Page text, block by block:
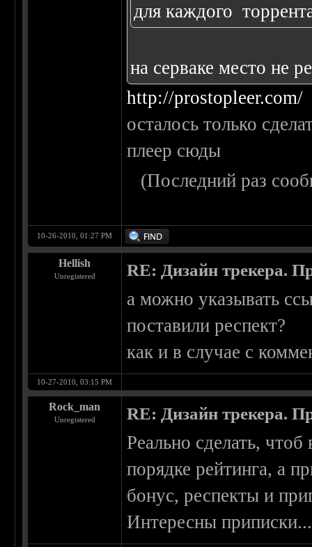
для каждого
на серваке место не
http://prostopleer.com/
осталось только
плеер сюды
(Последний раз
10-26-2010, 01:27 PM
Hellish
Unregistered RE: Дизайн трекера.
а можно указывать
поставили респект?
как и в случае с
10-27-2010, 03:15 PM
Rock_man
Unregistered RE: Дизайн трекера.
Реально сделать,
порядке рейтинга, а
бонус, респекты и
Интересны приписки...